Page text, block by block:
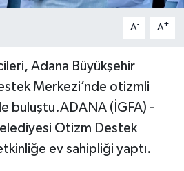
A- A+
Adana Büyükşehir
Merkezi’nde otizmli
buluştu.ADANA (İGFA) -
Otizm Destek
ev sahipliği yaptı.